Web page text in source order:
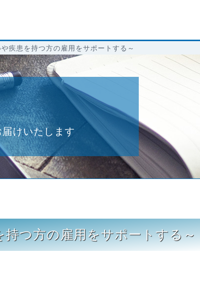
疾患を持つ方の雇用をサポートする～
けいたします
持つ方の雇用をサポートする～